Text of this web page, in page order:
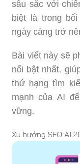
sâu sắc với
biệt là trong
ngày càng trở
Bài viết này sẽ
nổi bật nhất,
thứ hạng tìm
mạnh của AI
vững.
Xu hướng SEO AI